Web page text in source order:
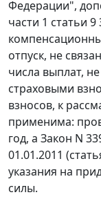
Федерации",
части 1 статьи 9
отпуск, не
числа выплат,
страховыми
взносов, к
применима:
год, а Закон N
01.01.2011 (
указания на
силы.